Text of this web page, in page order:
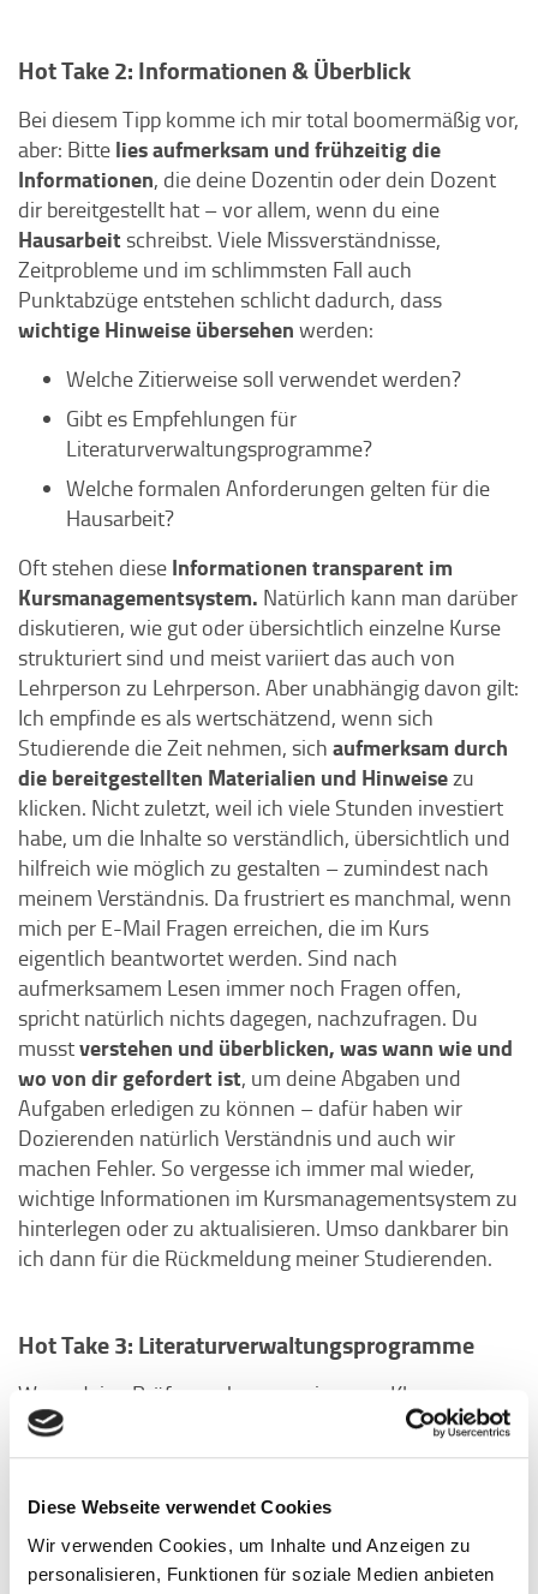
Diese Webseite verwendet Cookies
Wir verwenden Cookies, um Inhalte und Anzeigen zu
personalisieren, Funktionen für soziale Medien anbieten
Hot Take 2: Informationen & Überblick
Bei diesem Tipp komme ich mir total boomermäßig vor,
aber: Bitte lies aufmerksam und frühzeitig die
Informationen, die deine Dozentin oder dein Dozent
dir bereitgestellt hat – vor allem, wenn du eine
Hausarbeit schreibst. Viele Missverständnisse,
Zeitprobleme und im schlimmsten Fall auch
Punktabzüge entstehen schlicht dadurch, dass
wichtige Hinweise übersehen werden:
Welche Zitierweise soll verwendet werden?
Gibt es Empfehlungen für
Literaturverwaltungsprogramme?
Welche formalen Anforderungen gelten für die
Hausarbeit?
Oft stehen diese Informationen transparent im
Kursmanagementsystem. Natürlich kann man darüber
diskutieren, wie gut oder übersichtlich einzelne Kurse
strukturiert sind und meist variiert das auch von
Lehrperson zu Lehrperson. Aber unabhängig davon gilt:
Ich empfinde es als wertschätzend, wenn sich
Studierende die Zeit nehmen, sich aufmerksam durch
die bereitgestellten Materialien und Hinweisezu
klicken. Nicht zuletzt, weil ich viele Stunden investiert
habe, um die Inhalte so verständlich, übersichtlich und
hilfreich wie möglich zu gestalten – zumindest nach
meinem Verständnis. Da frustriert es manchmal, wenn
mich per E-Mail Fragen erreichen, die im Kurs
eigentlich beantwortet werden. Sind nach
aufmerksamem Lesen immer noch Fragen offen,
spricht natürlich nichts dagegen, nachzufragen. Du
musstverstehen und überblicken, was wann wie und
wo von dir gefordert ist, um deine Abgaben und
Aufgaben erledigen zu können – dafür haben wir
Dozierenden natürlich Verständnis und auch wir
machen Fehler. So vergesse ich immer mal wieder,
wichtige Informationen im Kursmanagementsystem zu
hinterlegen oder zu aktualisieren. Umso dankbarer bin
ich dann für die Rückmeldung meiner Studierenden.
Hot Take 3: Literaturverwaltungsprogramme
Wenn deine Prüfungsphase weniger aus Klausuren
und mehr aus Hausarbeiten besteht, dann solltest du
so früh wie möglich mit einem
den Eindruck, dass viele Studierende diesen
Gamechanger noch viel zu wenig verwenden.
Programme wie Zotero oder Citavi helfen dir dabei,